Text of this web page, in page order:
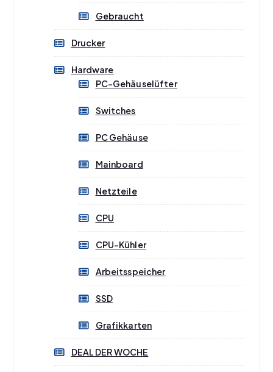
Gebraucht
Drucker
Hardware
PC-Gehäuselüfter
Switches
PC Gehäuse
Mainboard
Netzteile
CPU
CPU-Kühler
Arbeitsspeicher
SSD
Grafikkarten
DEAL DER WOCHE